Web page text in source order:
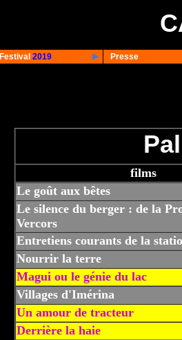
films
Le goût aux bêtes
Le silence du berger : de la
Vercors
Entretiens courants de la
Nourrir la terre
Magui ou le génie du lac
Villages d'Imérina
Un amour de tracteur
Derrière la haie
Festival 2019 Presse